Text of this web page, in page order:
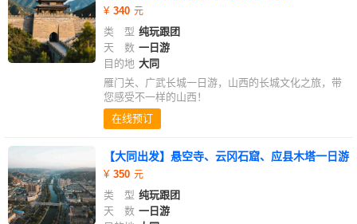
340
类 型 纯玩跟团
天 数 一日游
目的地 大同
雁门关、广武长城一日游，山西的长城文化之旅，带
您感受不一样的山西！
在线预订
【大同出发】悬空寺、云冈石窟、应县木塔一日游
350
类 型 纯玩跟团
天 数 一日游